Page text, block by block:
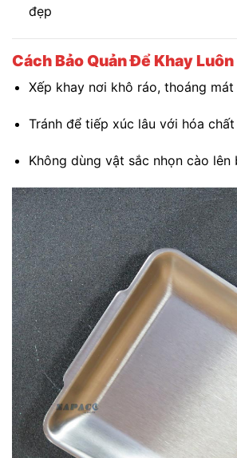
đẹp
Cách Bảo Quản Để Khay
Xếp khay nơi khô ráo, thoáng mát
Tránh để tiếp xúc lâu với hóa
Không dùng vật sắc nhọn cào lên